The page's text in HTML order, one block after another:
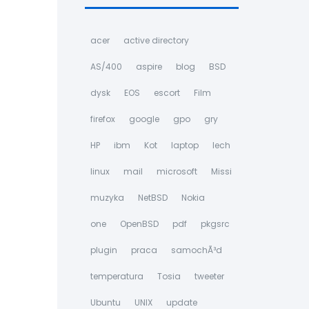
acer active directory
AS/400 aspire blog BSD
dysk EOS escort Film
firefox google gpo gry
HP ibm Kot laptop lech
linux mail microsoft Missi
muzyka NetBSD Nokia
one OpenBSD pdf pkgsrc
plugin praca samochÃ³d
temperatura Tosia tweeter
Ubuntu UNIX update